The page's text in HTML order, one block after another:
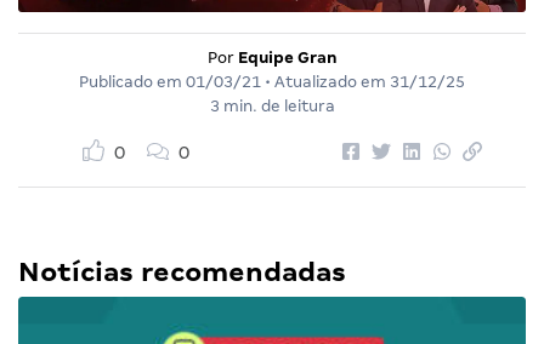
Por Equipe Gran
Publicado em 01/03/21 • Atualizado em 31/12/25
3 min. de leitura
0 0
Notícias recomendadas